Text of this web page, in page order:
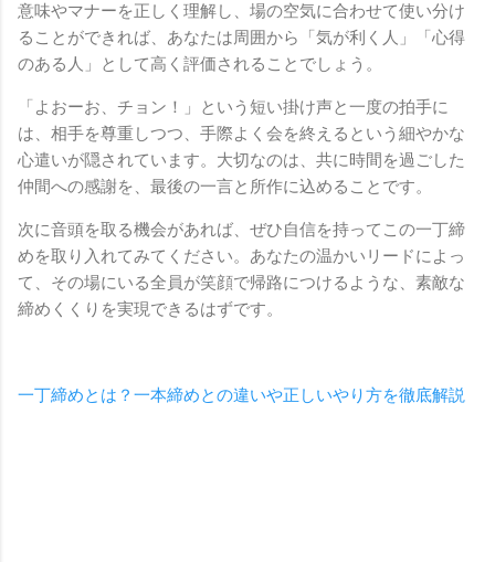
意味やマナーを正しく理解し、場の空気に合わせて使い分け
ることができれば、あなたは周囲から「気が利く人」「心得
のある人」として高く評価されることでしょう。
「よおーお、チョン！」という短い掛け声と一度の拍手に
は、相手を尊重しつつ、手際よく会を終えるという細やかな
心遣いが隠されています。大切なのは、共に時間を過ごした
仲間への感謝を、最後の一言と所作に込めることです。
次に音頭を取る機会があれば、ぜひ自信を持ってこの一丁締
めを取り入れてみてください。あなたの温かいリードによっ
て、その場にいる全員が笑顔で帰路につけるような、素敵な
締めくくりを実現できるはずです。
一丁締めとは？一本締めとの違いや正しいやり方を徹底解説